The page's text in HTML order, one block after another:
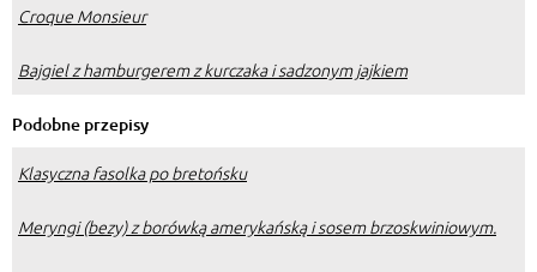
Croque Monsieur
Bajgiel z hamburgerem z kurczaka i sadzonym jajkiem
Podobne przepisy
Klasyczna fasolka po bretońsku
Meryngi (bezy) z borówką amerykańską i sosem brzoskwiniowym.